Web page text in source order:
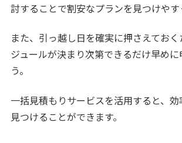
討することで割安なプランを見つけやす
また、引っ越し日を確実に押さえてお
ジュールが決まり次第できるだけ早めに
う。
一括見積もりサービスを活用すると、
見つけることができます。